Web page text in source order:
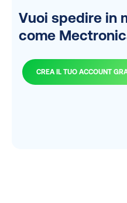
Vuoi spedire in
come
CREA IL TUO ACCOUNT